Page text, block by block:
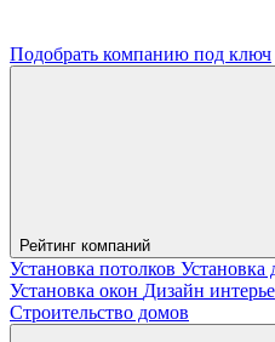
Подобрать компанию под ключ
Рейтинг компаний
Установка потолков Установка
Установка окон Дизайн
Строительство домов